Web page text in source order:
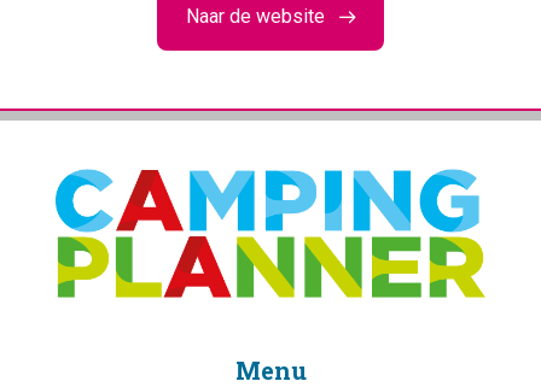
Naar de website
Menu